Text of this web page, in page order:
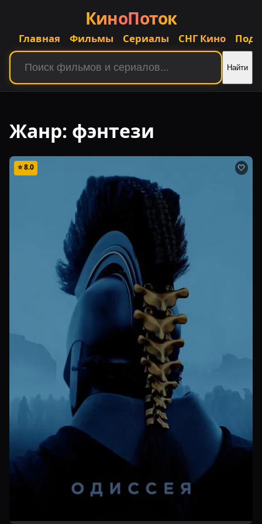
КиноПоток
Главная Фильмы Сериалы СНГ Кино
Найти
Жанр: фэнтези
⭐8.0 🤍